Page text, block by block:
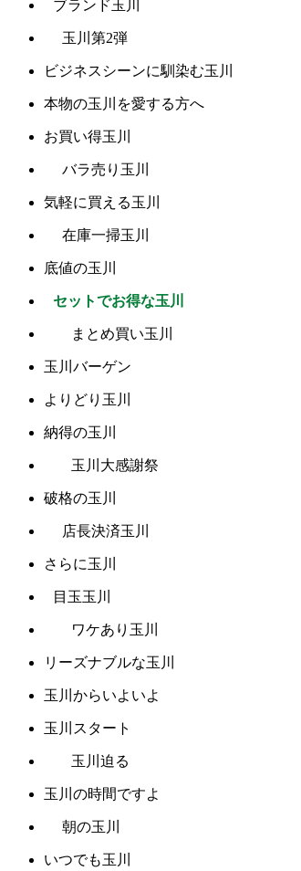
ブランド玉川
玉川第2弾
ビジネスシーンに馴染む玉川
本物の玉川を愛する方へ
お買い得玉川
バラ売り玉川
気軽に買える玉川
在庫一掃玉川
底値の玉川
セットでお得な玉川
まとめ買い玉川
玉川バーゲン
よりどり玉川
納得の玉川
玉川大感謝祭
破格の玉川
店長決済玉川
さらに玉川
目玉玉川
ワケあり玉川
リーズナブルな玉川
玉川からいよいよ
玉川スタート
玉川迫る
玉川の時間ですよ
朝の玉川
いつでも玉川